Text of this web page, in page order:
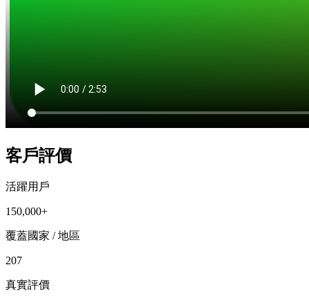
客戶評價
活躍用戶
150,000+
覆蓋國家 / 地區
207
真實評價